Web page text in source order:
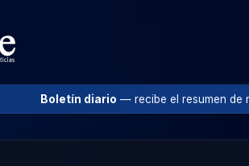
Boletín diario — recibe el resumen de